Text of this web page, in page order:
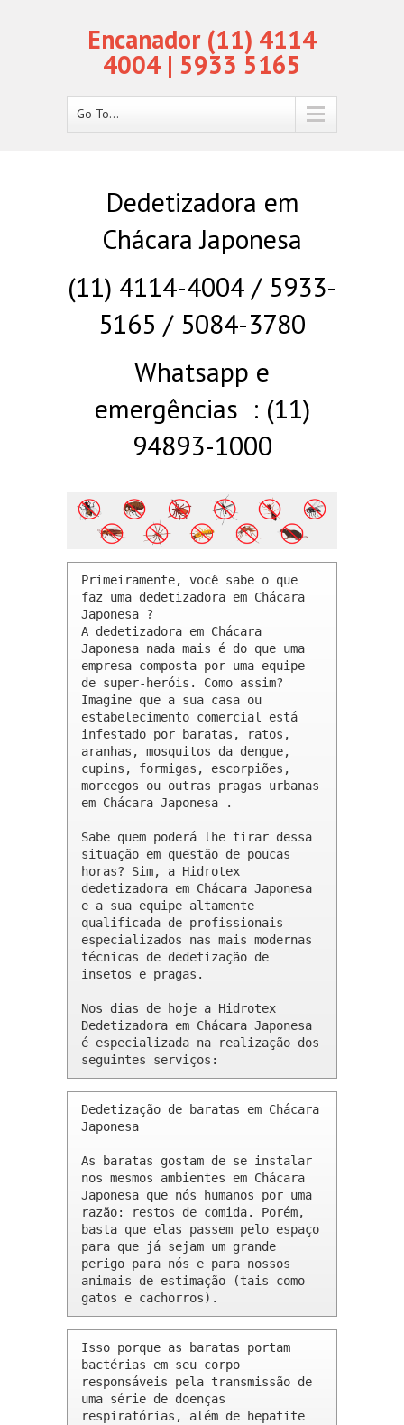
Encanador (11) 4114
4004 | 5933 5165
Go To...
Dedetizadora em
Chácara Japonesa
(11) 4114-4004 / 5933-
5165 / 5084-3780
Whatsapp e
emergências : (11)
94893-1000
Primeiramente, você sabe o que
faz uma dedetizadora em Chácara
Japonesa ?
A dedetizadora em Chácara
Japonesa nada mais é do que uma
empresa composta por uma equipe
de super-heróis. Como assim?
Imagine que a sua casa ou
estabelecimento comercial está
infestado por baratas, ratos,
aranhas, mosquitos da dengue,
cupins, formigas, escorpiões,
morcegos ou outras pragas urbanas
em Chácara Japonesa .
Sabe quem poderá lhe tirar dessa
situação em questão de poucas
horas? Sim, a Hidrotex
dedetizadora em Chácara Japonesa
e a sua equipe altamente
qualificada de profissionais
especializados nas mais modernas
técnicas de dedetização de
insetos e pragas.
Nos dias de hoje a Hidrotex
Dedetizadora em Chácara Japonesa
é especializada na realização dos
seguintes serviços:
Dedetização de baratas em Chácara
Japonesa
As baratas gostam de se instalar
nos mesmos ambientes em Chácara
Japonesa que nós humanos por uma
razão: restos de comida. Porém,
basta que elas passem pelo espaço
para que já sejam um grande
perigo para nós e para nossos
animais de estimação (tais como
gatos e cachorros).
Isso porque as baratas portam
bactérias em seu corpo
responsáveis pela transmissão de
uma série de doenças
respiratórias, além de hepatite